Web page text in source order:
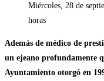
entrada:
la
entrada:
Miércoles, 28 de
horas
Además de médico de
un ejeano profundamente
Ayuntamiento otorgó en